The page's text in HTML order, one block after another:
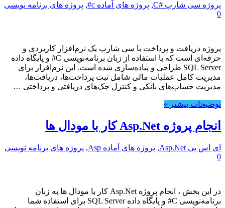
پروژه سی شارپ #C , پروژه های آماده c# , پروژه های برنامه نویسی
0
پروژه دریافت و پرداخت با سی شارپ یک نرم‌افزار کاربردی و
حرفه‌ای است که با استفاده از زبان برنامه‌نویسی C# و پایگاه داده
SQL Server طراحی و پیاده‌سازی شده است. این نرم‌افزار برای
مدیریت کامل عملیات مالی شامل ثبت پرداخت‌ها، دریافت‌ها،
مدیریت حساب‌های بانکی و کنترل چک‌های دریافتی و پرداختی …
توضیحات بیشتر »
انجام پروژه Asp.Net کار با مودال ها
ای اس پی Asp.Net , پروژه های آماده Asp , پروژه های برنامه نویسی
0
در این بخش ، انجام پروژه Asp.Net کار با مودال ها به زبان
برنامه‌نویسی C# و پایگاه داده SQL Server برای استفاده شما